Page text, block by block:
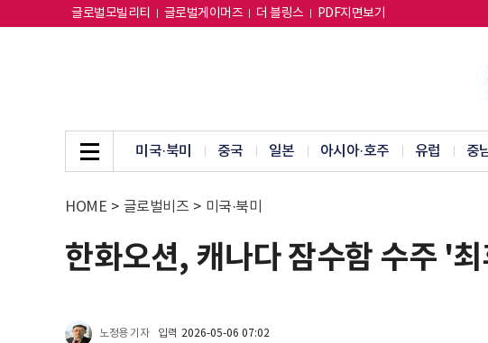
글로벌모빌리티 글로벌게이머즈 더 블링스 PDF지면보기
미국·북미 중국 일본 아시아·호주 유럽 중
HOME > 글로벌비즈 > 미국·북미
한화오션, 캐나다 잠수함 수주 '
노정용 기자 입력 2026-05-06 07:02